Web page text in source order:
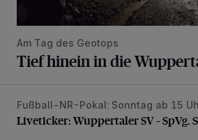
Am Tag des Geotops
Tief hinein in die
Liveticker: Wuppertaler SV – SpVg.
Fußball-NR-Pokal: Sonntag ab 15
Liveticker: Wuppertaler SV – SpVg.